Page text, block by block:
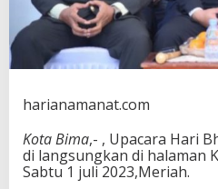
i
m
harianamanat.com
Kota Bima,- , Upacara Hari
di langsungkan di halaman
Sabtu 1 juli 2023,Meriah.